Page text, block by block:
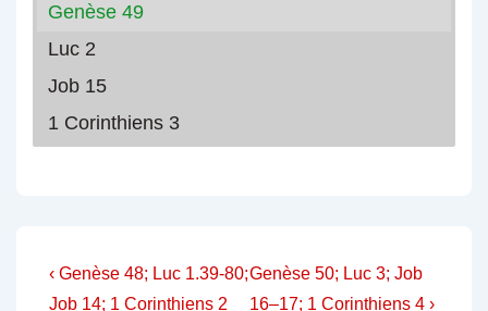
Genèse 49
Luc 2
Job 15
1 Corinthiens 3
Navigation
Previous
Post
‹ Genèse 48; Luc 1.39-80;
Job 14; 1 Corinthiens 2
Next
Post
Genèse 50; Luc 3; Job
16–17; 1 Corinthiens 4 ›